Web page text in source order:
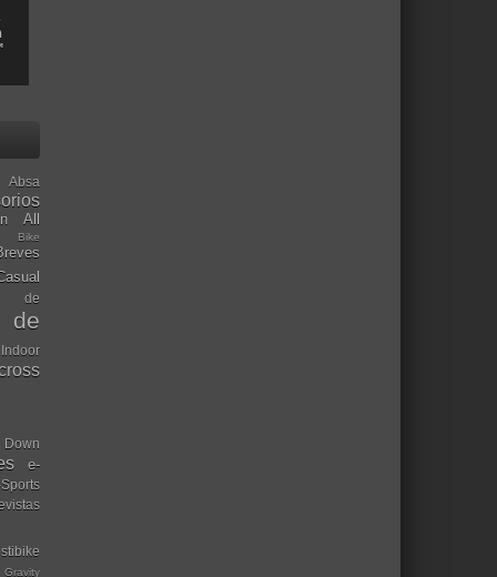
Absa
All
Bike
de
de
Down
e-
Gravity